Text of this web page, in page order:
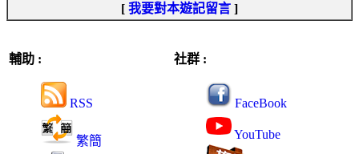
[ 我要對本遊記留言 ]
輔助 :
RSS
繁簡
社群 :
FaceBook
YouTube